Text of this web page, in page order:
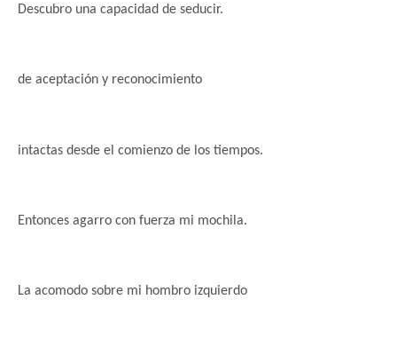
Descubro una capacidad de seducir.
de aceptación y reconocimiento
intactas desde el comienzo de los tiempos.
Entonces agarro con fuerza mi mochila.
La acomodo sobre mi hombro izquierdo